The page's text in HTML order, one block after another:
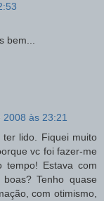
bem...
às 23:21
lido. Fiquei muito
vc foi fazer-me
tempo! Estava com
Tenho quase
com otimismo,